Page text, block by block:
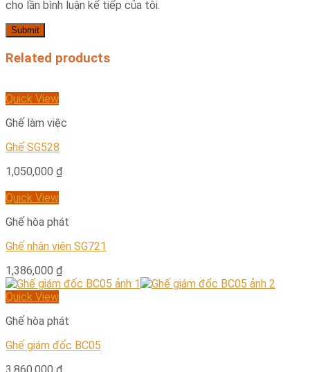
cho lần bình luận kế tiếp của tôi.
Related products
Quick View
Ghế làm việc
Ghế SG528
1,050,000 ₫
Quick View
Ghế hòa phát
Ghế nhân viên SG721
1,386,000 ₫
Quick View
Ghế hòa phát
Ghế giám đốc BC05
3,860,000 ₫